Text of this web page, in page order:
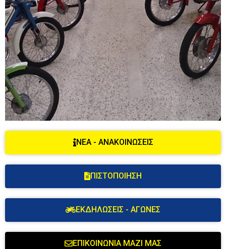
ΝΕΑ - ΑΝΑΚΟΙΝΩΣΕΙΣ
ΠΙΣΤΟΠΟΙΗΣΗ
ΕΚΔΗΛΩΣΕΙΣ - ΑΓΩΝΕΣ
ΕΠΙΚΟΙΝΩΝΙΑ ΜΑΖΙ ΜΑΣ